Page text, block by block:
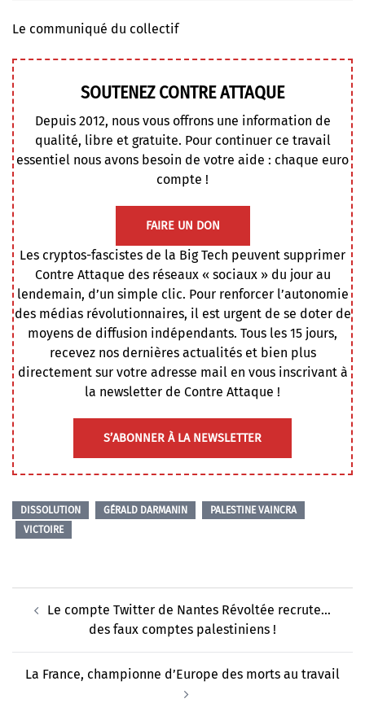
Le communiqué du collectif
SOUTENEZ CONTRE ATTAQUE
Depuis 2012, nous vous offrons une information de
qualité, libre et gratuite. Pour continuer ce travail
essentiel nous avons besoin de votre aide : chaque euro
compte !
FAIRE UN DON
Les cryptos-fascistes de la Big Tech peuvent supprimer
Contre Attaque des réseaux « sociaux » du jour au
lendemain, d’un simple clic. Pour renforcer l’autonomie
des médias révolutionnaires, il est urgent de se doter de
moyens de diffusion indépendants. Tous les 15 jours,
recevez nos dernières actualités et bien plus
directement sur votre adresse mail en vous inscrivant à
la newsletter de Contre Attaque !
S’ABONNER À LA NEWSLETTER
DISSOLUTION GÉRALD DARMANIN
PALESTINE VAINCRA
VICTOIRE
d’articleLe compte Twitter de Nantes Révoltée recrute…
des faux comptes palestiniens !
La France, championne d’Europe des morts au travail